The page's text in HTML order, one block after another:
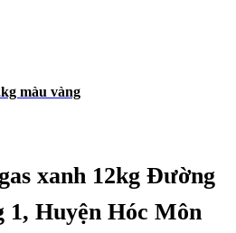
màu vàng
xanh 12kg Đường
1, Huyện Hóc Môn